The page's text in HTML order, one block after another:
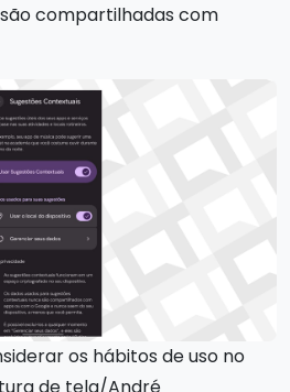
compartilhadas com
os hábitos de uso no